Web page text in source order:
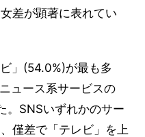
差が顕著に表れてい
」(54.0%)が最も多
ュース系サービスの
。SNSいずれかのサー
僅差で「テレビ」を上